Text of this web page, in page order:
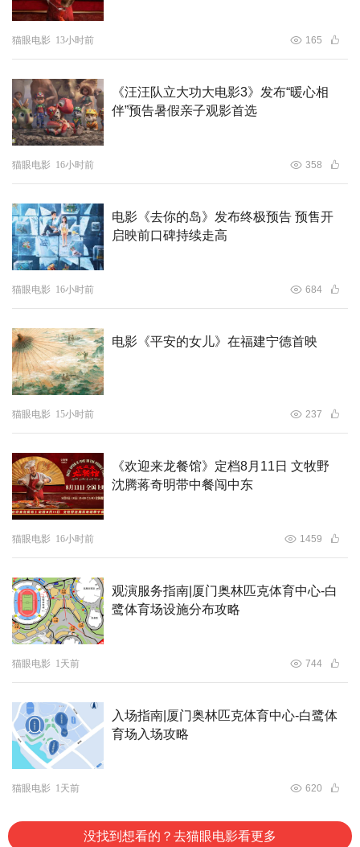
猫眼电影 13小时前 165
《汪汪队立大功大电影3》发布“暖心相
伴”预告暑假亲子观影首选
猫眼电影 16小时前 358
电影《去你的岛》发布终极预告 预售开
启映前口碑持续走高
猫眼电影 16小时前 684
电影《平安的女儿》在福建宁德首映
猫眼电影 15小时前 237
《欢迎来龙餐馆》定档8月11日 文牧野
沈腾蒋奇明带中餐闯中东
猫眼电影 16小时前 1459
观演服务指南|厦门奥林匹克体育中心-白
鹭体育场设施分布攻略
猫眼电影 1天前 744
入场指南|厦门奥林匹克体育中心-白鹭体
育场入场攻略
猫眼电影 1天前 620
没找到想看的？去猫眼电影看更多